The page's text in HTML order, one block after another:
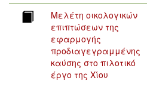
Μελέτη οικολογικών
επιπτώσεων της
εφαρμογής
προδιαγεγραμμένης
καύσης στο πιλοτικό
έργο της Χίου